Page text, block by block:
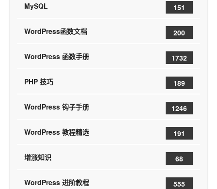
MySQL 151
WordPress函数文档 200
WordPress 函数手册 1732
PHP 技巧 189
WordPress 钩子手册 1246
WordPress 教程精选 191
增涨知识 68
WordPress 进阶教程 555